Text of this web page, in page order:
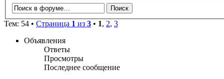
Тем: 54 • Страница 1 из 3 • 1, 2, 3
Объявления
Ответы
Просмотры
Последнее сообщение